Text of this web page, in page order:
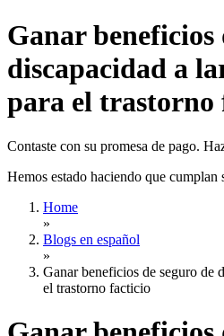
Ganar beneficios
discapacidad a
para el trastorno
Contaste con su promesa de pago.
Hemos estado haciendo que cumplan
Home
»
Blogs en español
»
Ganar beneficios de seguro de
el trastorno facticio